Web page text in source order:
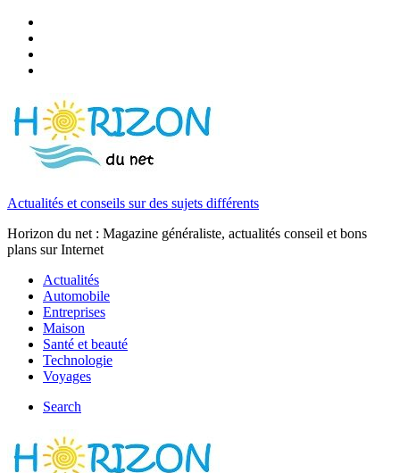
Actualités et conseils sur des sujets différents
Horizon du net : Magazine généraliste, actualités conseil et bons
plans sur Internet
Actualités
Automobile
Entreprises
Maison
Santé et beauté
Technologie
Voyages
Search